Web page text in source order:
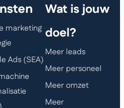
marketing
Ads (SEA)
Wat is jouw
doel?
Meer leads
Meer personeel
Meer omzet
Meer